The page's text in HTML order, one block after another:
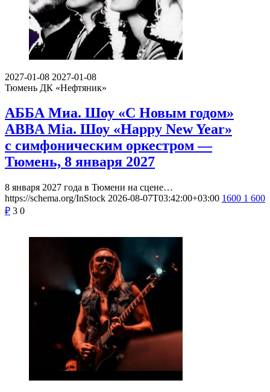
2027-01-08 2027-01-08
Тюмень ДК «Нефтяник»
АББА Миа. Шоу «С Новым годом»
ABBA Mia. Шоу «Happy New Year»
с симфоническим оркестром —
Тюмень, 8 января 2027
8 января 2027 года в Тюмени на сцене…
https://schema.org/InStock 2026-08-07T03:42:00+03:00 1600 1 600
₽ 3 0